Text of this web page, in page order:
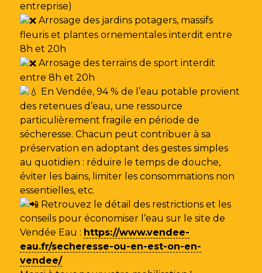
entreprise)
Arrosage des jardins potagers, massifs
fleuris et plantes ornementales interdit entre
8h et 20h
Arrosage des terrains de sport interdit
entre 8h et 20h
En Vendée, 94 % de l’eau potable provient
des retenues d’eau, une ressource
particulièrement fragile en période de
sécheresse. Chacun peut contribuer à sa
préservation en adoptant des gestes simples
au quotidien : réduire le temps de douche,
éviter les bains, limiter les consommations non
essentielles, etc.
Retrouvez le détail des restrictions et les
conseils pour économiser l’eau sur le site de
Vendée Eau : https://www.vendee-
eau.fr/secheresse-ou-en-est-on-en-
vendee/